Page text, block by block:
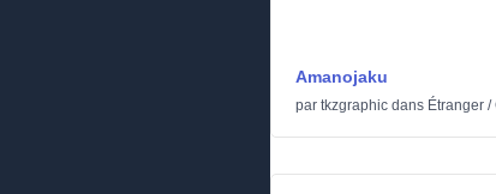
Amanojaku
par tkzgraphic dans Étranger /